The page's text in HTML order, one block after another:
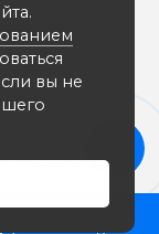
вы не
носит
условиях не
положениями